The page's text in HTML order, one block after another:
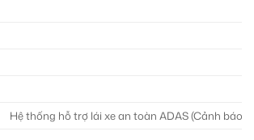
Hệ thống hỗ trợ lái xe an toàn ADAS (Cảnh báo